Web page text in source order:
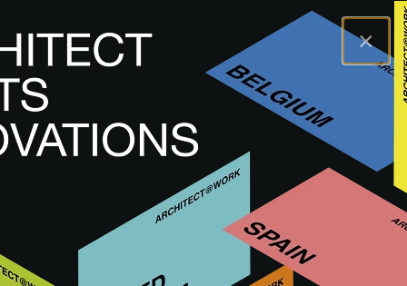
×
A@WX Innovationen
Innenfertigung
ORIZZONTE